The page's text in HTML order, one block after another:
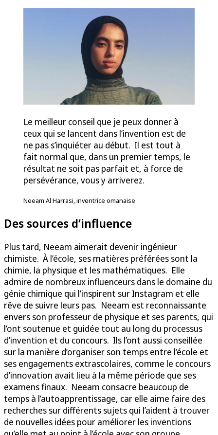
Le meilleur conseil que je peux donner à
ceux qui se lancent dans l’invention est de
ne pas s’inquiéter au début. Il est tout à
fait normal que, dans un premier temps, le
résultat ne soit pas parfait et, à force de
persévérance, vous y arriverez.
Neeam Al Harrasi, inventrice omanaise
Des sources d’influence
Plus tard, Neeam aimerait devenir ingénieur
chimiste. À l’école, ses matières préférées sont la
chimie, la physique et les mathématiques. Elle
admire de nombreux influenceurs dans le domaine du
génie chimique qui l’inspirent sur Instagram et elle
rêve de suivre leurs pas. Neeam est reconnaissante
envers son professeur de physique et ses parents, qui
l’ont soutenue et guidée tout au long du processus
d’invention et du concours. Ils l’ont aussi conseillée
sur la manière d’organiser son temps entre l’école et
ses engagements extrascolaires, comme le concours
d’innovation avait lieu à la même période que ses
examens finaux. Neeam consacre beaucoup de
temps à l’autoapprentissage, car elle aime faire des
recherches sur différents sujets qui l’aident à trouver
de nouvelles idées pour améliorer les inventions